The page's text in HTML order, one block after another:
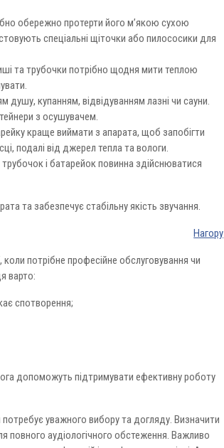
обережно протерти його м’якою сухою
спеціальні щіточки або пилососики для
та трубочки потрібно щодня мити теплою
душу, купанням, відвідуванням лазні чи сауни.
з осушувачем.
краще виймати з апарата, щоб запобігти
подалі від джерел тепла та вологи.
трубочок і батарейок повинна здійснюватися
та забезпечує стабільну якість звучання.
Нагору
потрібне професійне обслуговування чи
варто:
спотворення;
допоможуть підтримувати ефективну роботу
уважного вибору та догляду. Визначити
повного аудіологічного обстеження. Важливо